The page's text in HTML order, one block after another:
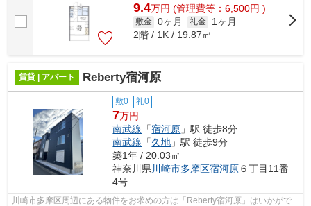
9.4万円 (管理費等：6,500円 )
敷金 0ヶ月 礼金
1ヶ月
2階 / 1K / 19.87㎡
賃貸 | アパート Reberty宿河原
敷0 礼0
7万円
南武線 「宿河原 」駅 徒歩8分
南武線 「久地 」駅 徒歩9分
築1年 / 20.03㎡
神奈川県 川崎市多摩区宿河原６丁目11番
4号
川崎市多摩区周辺にある物件をお求めの方は「Reberty宿河原」はいかがで